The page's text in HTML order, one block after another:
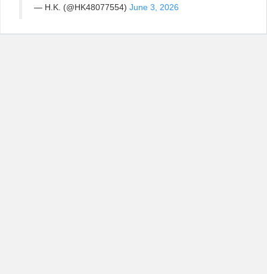
— H.K. (@HK48077554) June 3, 2026